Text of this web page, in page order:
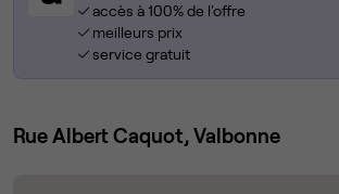
accès à 100% de l'offre
meilleurs prix
service gratuit
Rue Albert Caquot, Valbonne